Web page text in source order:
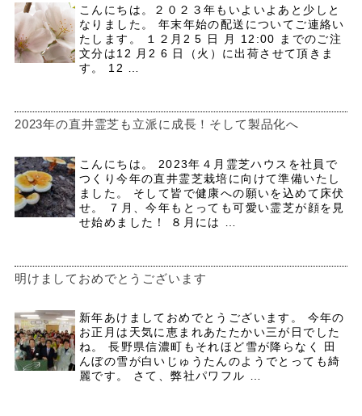
こんにちは。２０２３年もいよいよあと少しと
なりました。 年末年始の配送についてご連絡い
たします。 １２月2 5 日 月 12:00 までのご注
文分は12 月2 6 日（火）に出荷させて頂きま
す。 12 …
2023年の直井霊芝も立派に成長！そして製品化へ
こんにちは。 2023年４月霊芝ハウスを社員で
つくり今年の直井霊芝栽培に向けて準備いたし
ました。 そして皆で健康への願いを込めて床伏
せ。 ７月、今年もとっても可愛い霊芝が顔を見
せ始めました！ ８月には …
明けましておめでとうございます
新年あけましておめでとうございます。 今年の
お正月は天気に恵まれあたたかい三が日でした
ね。 長野県信濃町もそれほど雪が降らなく 田
んぼの雪が白いじゅうたんのようでとっても綺
麗です。 さて、弊社パワフル …